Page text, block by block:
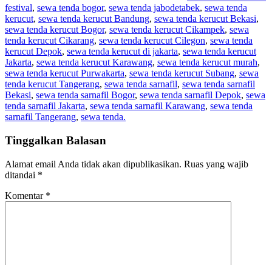
festival, sewa tenda bogor, sewa tenda jabodetabek, sewa tenda
kerucut, sewa tenda kerucut Bandung, sewa tenda kerucut Bekasi,
sewa tenda kerucut Bogor, sewa tenda kerucut Cikampek, sewa
tenda kerucut Cikarang, sewa tenda kerucut Cilegon, sewa tenda
kerucut Depok, sewa tenda kerucut di jakarta, sewa tenda kerucut
Jakarta, sewa tenda kerucut Karawang, sewa tenda kerucut murah,
sewa tenda kerucut Purwakarta, sewa tenda kerucut Subang, sewa
tenda kerucut Tangerang, sewa tenda sarnafil, sewa tenda sarnafil
Bekasi, sewa tenda sarnafil Bogor, sewa tenda sarnafil Depok, sewa
tenda sarnafil Jakarta, sewa tenda sarnafil Karawang, sewa tenda
sarnafil Tangerang, sewa tenda.
Tinggalkan Balasan
Alamat email Anda tidak akan dipublikasikan. Ruas yang wajib
ditandai *
Komentar *